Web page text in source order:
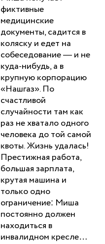
фиктивные
медицинские
документы, садится в
коляску и едет на
собеседование — и не
куда-нибудь, а в
крупную корпорацию
«Нашгаз». По
счастливой
случайности там как
раз не хватало одного
человека до той самой
квоты. Жизнь удалась!
Престижная работа,
большая зарплата,
крутая машина и
только одно
ограничение: Миша
постоянно должен
находиться в
инвалидном кресле…